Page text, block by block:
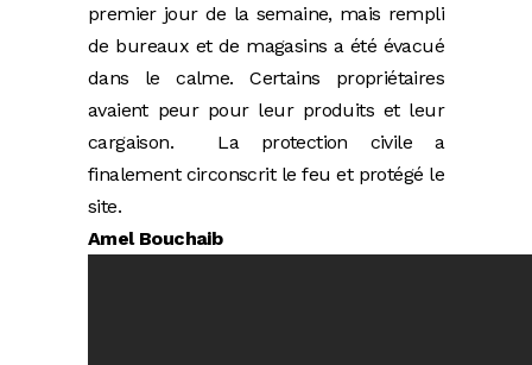
premier jour de la semaine, mais rempli
de bureaux et de magasins a été évacué
dans le calme. Certains propriétaires
avaient peur pour leur produits et leur
cargaison. La protection civile a
finalement circonscrit le feu et protégé le
site.
Amel Bouchaib